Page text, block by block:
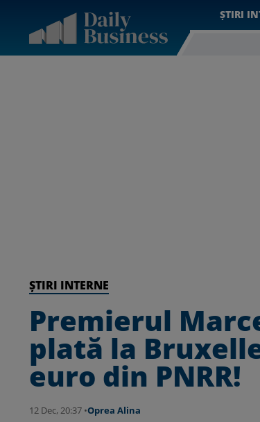
ȘTIRI
ȘTIRI INTERNE
Premierul
plată la
euro din PNRR!
12 Dec, 20:37 •Oprea Alina